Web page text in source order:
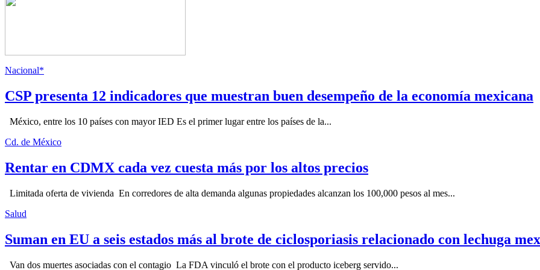
Nacional*
CSP presenta 12 indicadores que muestran buen desempeño de la economía mexicana
México, entre los 10 países con mayor IED Es el primer lugar entre los países de la...
Cd. de México
Rentar en CDMX cada vez cuesta más por los altos precios
Limitada oferta de vivienda En corredores de alta demanda algunas propiedades alcanzan los 100,000 pesos al mes...
Salud
Suman en EU a seis estados más al brote de ciclosporiasis relacionado con lechuga
Van dos muertes asociadas con el contagio La FDA vinculó el brote con el producto iceberg servido...